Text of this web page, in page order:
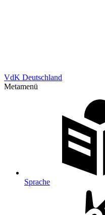
VdK Deutschland
Metamenü
Sprache